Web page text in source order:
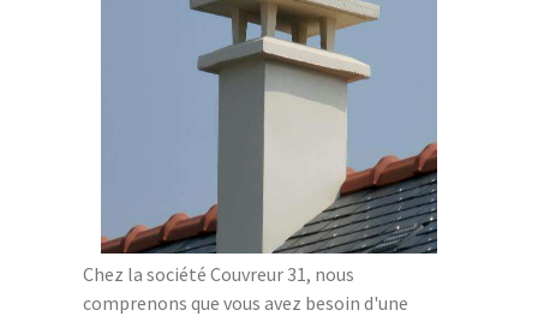
Chez la société Couvreur 31, nous
comprenons que vous avez besoin d'une